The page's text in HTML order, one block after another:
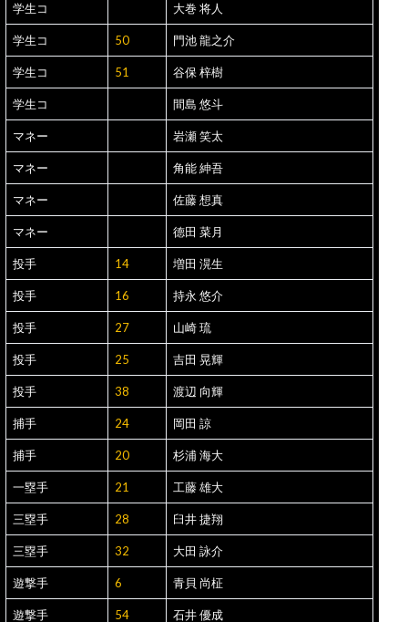
学生コ 大巻 将人
学生コ 50 門池 龍之介
学生コ 51 谷保 梓樹
学生コ 間島 悠斗
マネー 岩瀬 笑太
マネー 角能 紳吾
マネー 佐藤 想真
マネー 德田 菜月
投手 14 増田 滉生
投手 16 持永 悠介
投手 27 山崎 琉
投手 25 吉田 晃輝
投手 38 渡辺 向輝
捕手 24 岡田 諒
捕手 20 杉浦 海大
一塁手 21 工藤 雄大
三塁手 28 臼井 捷翔
三塁手 32 大田 詠介
遊撃手 6 青貝 尚柾
遊撃手 54 石井 優成